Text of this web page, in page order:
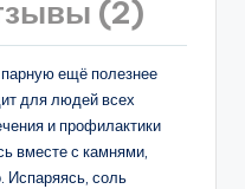
(2)
ещё полезнее
для людей всех
и профилактики
вместе с камнями,
Испаряясь, соль